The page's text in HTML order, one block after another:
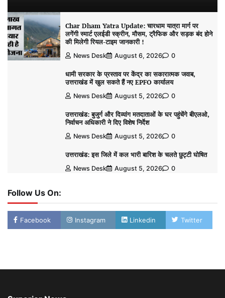
Char Dham Yatra Update: चारधाम यात्रा मार्ग पर
लगेंगी स्मार्ट एलईडी स्क्रीन, मौसम, ट्रैफिक और सड़क बंद होने
की मिलेगी रियल-टाइम जानकारी !
News Desk August 6, 2026 0
धामी सरकार के प्रस्ताव पर केंद्र का सकारात्मक जवाब,
उत्तराखंड में खुल सकते हैं नए EPFO कार्यालय
News Desk August 5, 2026 0
उत्तराखंड: बुजुर्ग और दिव्यांग मतदाताओं के घर पहुंचेंगे बीएलओ,
निर्वाचन अधिकारी ने दिए विशेष निर्देश
News Desk August 5, 2026 0
उत्तराखंड: इस जिले में कल भारी बारिश के चलते छुट्टी घोषित
News Desk August 5, 2026 0
Follow Us On:
Facebook Instagram Linkedin Twitter